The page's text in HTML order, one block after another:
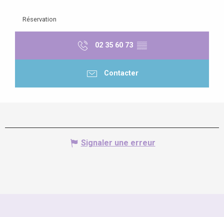
Réservation
02 35 60 73 ▒▒
Contacter
Signaler une erreur